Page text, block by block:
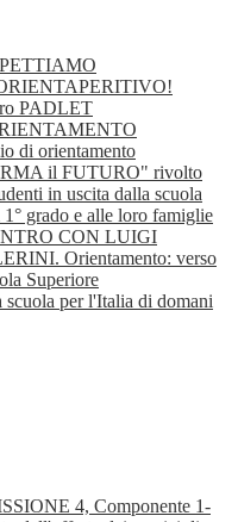
PADLET
di orientamento
il FUTURO" rivolto
in uscita dalla scuola
1° grado e alle loro famiglie
CON LUIGI
Orientamento: verso
Superiore
per l'Italia di domani
4, Componente 1-